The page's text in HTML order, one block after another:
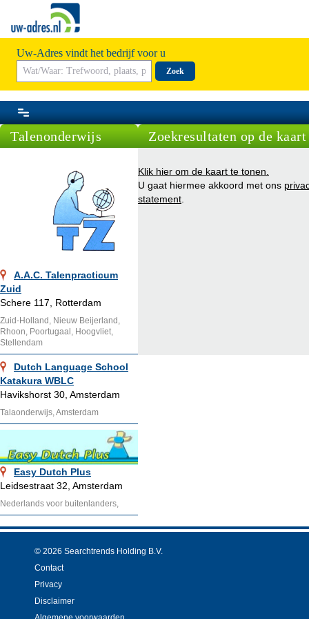
Uw-Adres vindt het bedrijf voor u
Zoek
Talenonderwijs
A.A.C. Talenpracticum
Zuid
Schere 117, Rotterdam
Zuid-Holland, Nieuw Beijerland,
Rhoon, Poortugaal, Hoogvliet,
Stellendam
Dutch Language School
Katakura WBLC
Havikshorst 30, Amsterdam
Talaonderwijs, Amsterdam
Easy Dutch Plus
Leidsestraat 32, Amsterdam
Nederlands voor buitenlanders,
Zoekresultaten op de kaart
Klik hier om de kaart te tonen.
U gaat hiermee akkoord met ons
statement
© 2026 Searchtrends Holding B.V.
Contact
Privacy
Disclaimer